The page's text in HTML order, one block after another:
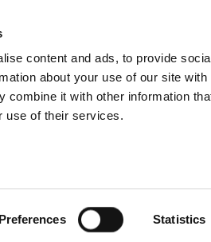
content and ads, to provide
about your use of our site
combine it with other information
use of their services.
Statistics